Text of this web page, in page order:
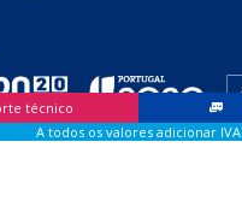
técnico
A todos os valores adicionar IVA